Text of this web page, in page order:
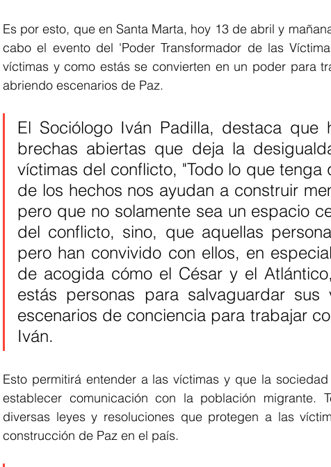
Es por esto, que en Santa Marta, hoy 13 de abril y
cabo el evento del 'Poder Transformador de las
víctimas y como estás se convierten en un poder para
abriendo escenarios de Paz.
El Sociólogo Iván Padilla, destaca que
brechas abiertas que deja la
víctimas del conflicto, "Todo lo que tenga
de los hechos nos ayudan a construir
pero que no solamente sea un espacio
del conflicto, sino, que aquellas
pero han convivido con ellos, en
de acogida cómo el César y el
estás personas para salvaguardar
escenarios de conciencia para trabajar
Iván.
Esto permitirá entender a las víctimas y que la
establecer comunicación con la población migrante.
diversas leyes y resoluciones que protegen a las
construcción de Paz en el país.